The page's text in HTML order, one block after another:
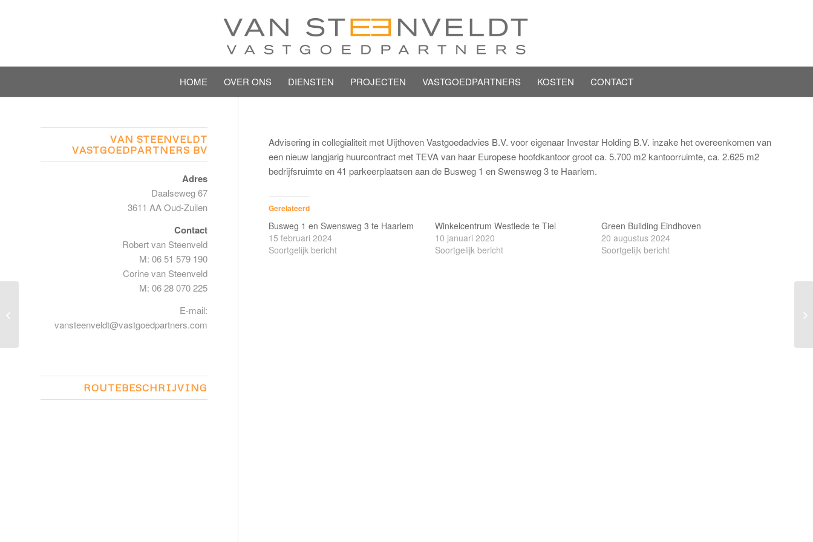
HOME OVER ONS DIENSTEN PROJECTEN VASTGOEDPARTNERS KOSTEN CONTACT
Advisering in collegialiteit met Uijthoven Vastgoedadvies B.V. voor eigenaar Investar Holding B.V. inzake het overeenkomen van
een nieuw langjarig huurcontract met TEVA van haar Europese hoofdkantoor groot ca. 5.700 m2 kantoorruimte, ca. 2.625 m2
bedrijfsruimte en 41 parkeerplaatsen aan de Busweg 1 en Swensweg 3 te Haarlem.
Gerelateerd
Busweg 1 en Swensweg 3 te Haarlem
15 februari 2024
Soortgelijk bericht
Winkelcentrum Westlede te Tiel
10 januari 2020
Soortgelijk bericht
Green Building Eindhoven
20 augustus 2024
Soortgelijk bericht
VAN STEENVELDT
VASTGOEDPARTNERS BV
Adres
Daalseweg 67
3611 AA Oud-Zuilen
Contact
Robert van Steenveld
M: 06 51 579 190
Corine van Steenveld
M: 06 28 070 225
E-mail:
vansteenveldt@vastgoedpartners.com
ROUTEBESCHRIJVING